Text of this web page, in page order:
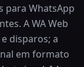
para WhatsApp
A WA Web
disparos; a
em formato